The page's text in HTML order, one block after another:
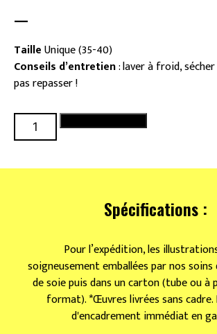
—
TailleUnique (35-40)
Conseils d’entretien: laver à froid,
pas repasser !
quantité
de
transparentes
Spécifications :
Pour l’expédition, les
soigneusement emballées par nos soins
de soie puis dans un carton (tube ou à
format). *Œuvres livrées sans
d'encadrement immédiat en